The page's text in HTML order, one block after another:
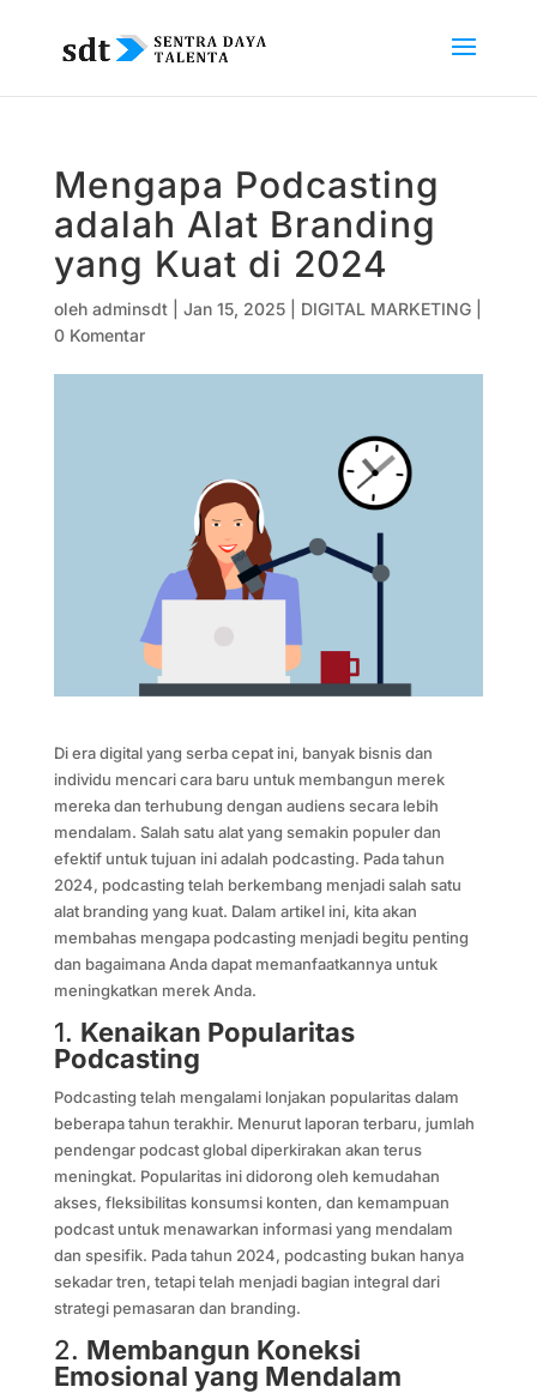
Mengapa Podcasting
adalah Alat Branding
yang Kuat di 2024
oleh adminsdt| Jan 15, 2025| DIGITAL MARKETING|
0 Komentar
Di era digital yang serba cepat ini, banyak bisnis dan
individu mencari cara baru untuk membangun merek
mereka dan terhubung dengan audiens secara lebih
mendalam. Salah satu alat yang semakin populer dan
efektif untuk tujuan ini adalah podcasting. Pada tahun
2024, podcasting telah berkembang menjadi salah satu
alat branding yang kuat. Dalam artikel ini, kita akan
membahas mengapa podcasting menjadi begitu penting
dan bagaimana Anda dapat memanfaatkannya untuk
meningkatkan merek Anda.
1. Kenaikan Popularitas
Podcasting
Podcasting telah mengalami lonjakan popularitas dalam
beberapa tahun terakhir. Menurut laporan terbaru, jumlah
pendengar podcast global diperkirakan akan terus
meningkat. Popularitas ini didorong oleh kemudahan
akses, fleksibilitas konsumsi konten, dan kemampuan
podcast untuk menawarkan informasi yang mendalam
dan spesifik. Pada tahun 2024, podcasting bukan hanya
sekadar tren, tetapi telah menjadi bagian integral dari
strategi pemasaran dan branding.
2. Membangun Koneksi
Emosional yang Mendalam